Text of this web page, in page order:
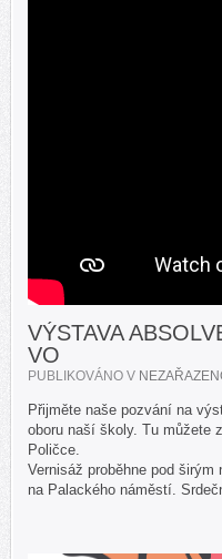
VÝSTAVA
VO
PUBLIKOVÁNO V
Přijměte naše pozvání na
oboru naší školy. Tu můžete
Poličce.
Vernisáž proběhne pod
na Palackého náměstí.